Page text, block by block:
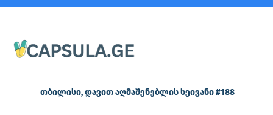
თბილისი, დავით აღმაშენებლის ხეივანი #188